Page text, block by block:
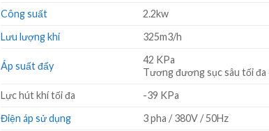
Công suất
2.2kw
Lưu lượng khí
325m3/h
Áp suất đẩy
42 KPa
Tương đương sục sâu tối
Lực hút khí tối đa
-39 KPa
Điện áp sử dụng
3 pha / 380V / 50Hz